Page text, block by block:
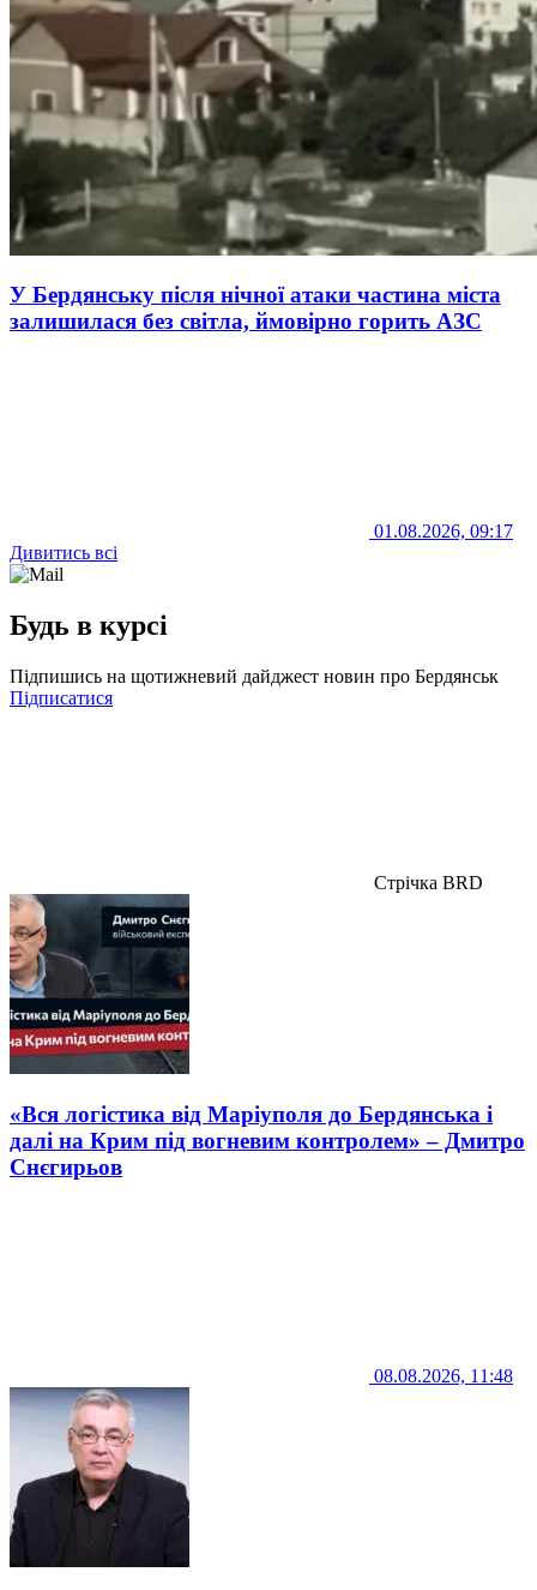
У Бердянську після нічної атаки частина міста
залишилася без світла, ймовірно горить АЗС
01.08.2026, 09:17
Дивитись всі
Будь в курсі
Підпишись на щотижневий дайджест новин про Бердянськ
Підписатися
Стрічка BRD
«Вся логістика від Маріуполя до Бердянська і
далі на Крим під вогневим контролем» – Дмитро
Снєгирьов
08.08.2026, 11:48